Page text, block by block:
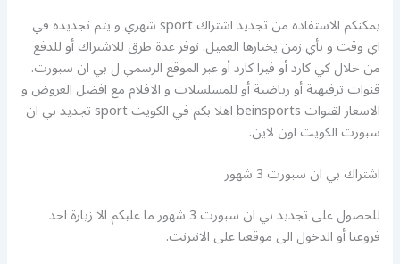
يمكنكم الاستفادة من تجديد اشتراك sport شهري و يتم تجديده في
اي وقت و بأي زمن يختارها العميل. نوفر عدة طرق للاشتراك أو للدفع
من خلال كي كارد أو فيزا كارد أو عبر الموقع الرسمي ل بي ان سبورت.
قنوات ترفيهية أو رياضية أو للمسلسلات و الافلام مع افضل العروض و
الاسعار لقنوات beinsports اهلا بكم في الكويت sport تجديد بي ان
سبورت الكويت اون لاين.
اشتراك بي ان سبورت 3 شهور
للحصول على تجديد بي ان سبورت 3 شهور ما عليكم الا زيارة احد
فروعنا أو الدخول الى موقعنا على الانترنت.